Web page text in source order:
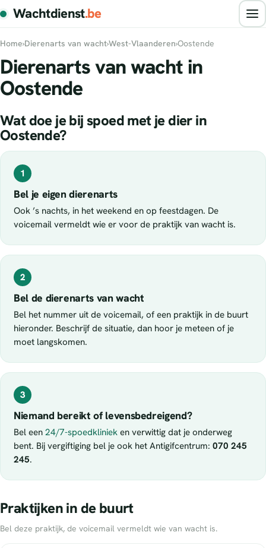
Wachtdienst.be
Home›Dierenarts van wacht›West-Vlaanderen›Oostende
Dierenarts van wacht in
Oostende
Wat doe je bij spoed met je dier in
Oostende?
1
Bel je eigen dierenarts
Ook ’s nachts, in het weekend en op feestdagen. De
voicemail vermeldt wie er voor de praktijk van wacht is.
2
Bel de dierenarts van wacht
Bel het nummer uit de voicemail, of een praktijk in de buurt
hieronder. Beschrijf de situatie, dan hoor je meteen of je
moet langskomen.
3
Niemand bereikt of levensbedreigend?
Bel een 24/7-spoedkliniek en verwittig dat je onderweg
bent. Bij vergiftiging bel je ook het Antigifcentrum: 070 245
245.
Praktijken in de buurt
Bel deze praktijk, de voicemail vermeldt wie van wacht is.